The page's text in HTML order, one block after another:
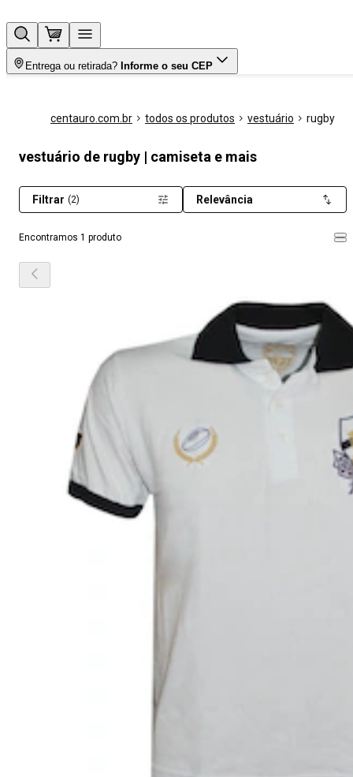
Entrega ou retirada? Informe o seu CEP
centauro.com.br todos os produtos vestuário rugby
vestuário de rugby | camiseta e mais
Encontramos 1 produto
Filtrar (2) Relevância